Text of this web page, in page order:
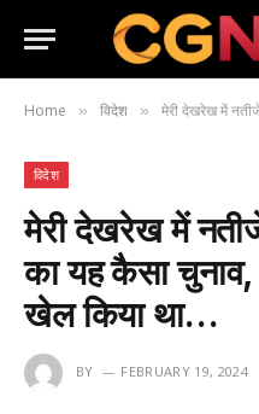
Home » विदेश » मेरी देखरेख में नतीजे बदले;
विदेश
मेरी देखरेख में
का यह कैसा चुनाव,
खेल किया था…
BY FEBRUARY 19, 2024